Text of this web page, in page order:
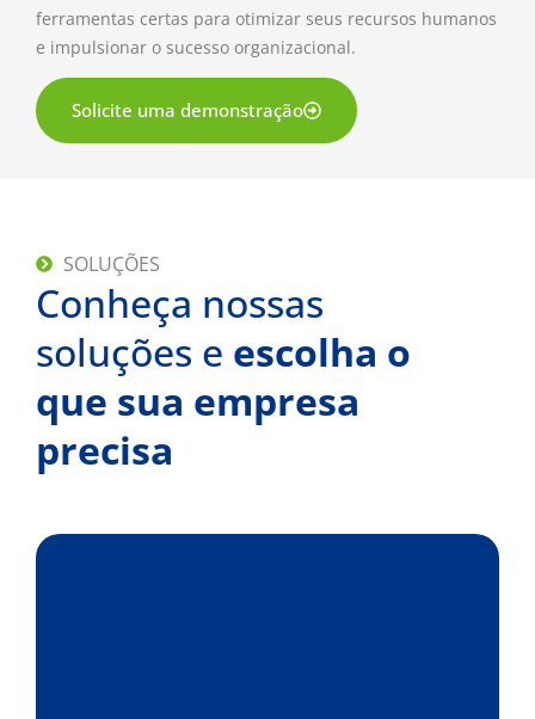
ferramentas certas para otimizar seus recursos humanos
e impulsionar o sucesso organizacional.
Solicite uma demonstração
SOLUÇÕES
Conheça nossas
soluções e escolha o
que sua empresa
precisa